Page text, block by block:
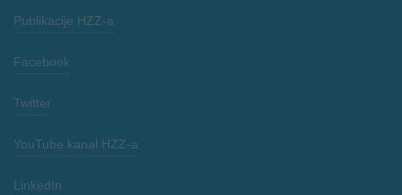
Publikacije HZZ-a
Facebook
Twitter
YouTube kanal HZZ-a
LinkedIn